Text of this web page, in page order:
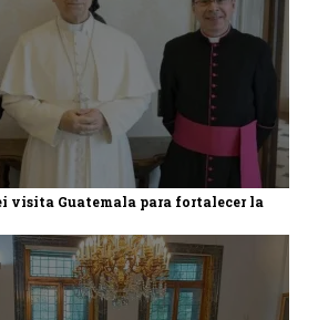
visita Guatemala para fortalecer la